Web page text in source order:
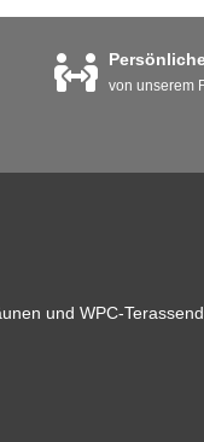
von unserem
und WPC-